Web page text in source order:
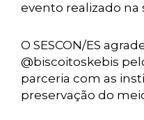
evento realizado na
O SESCON/ES
@biscoitoskebis
parceria com as
preservação do